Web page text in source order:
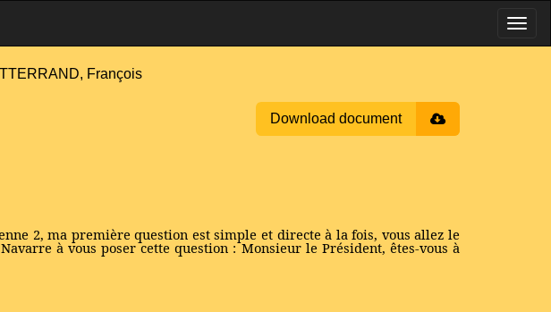
François
Download document
2, ma première question est simple et directe à la fois, vous allez le
à vous poser cette question : Monsieur le Président, êtes-vous à